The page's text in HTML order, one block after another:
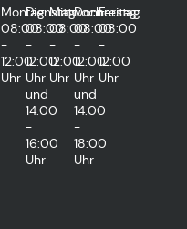
Montag
08:00
-
12:00
Uhr
Dienstag
08:00
-
12:00
Uhr
und
14:00
-
16:00
Uhr
Mittwoch
08:00
-
12:00
Uhr
Donnerstag
08:00
-
12:00
Uhr
und
14:00
-
18:00
Uhr
Freitag
08:00
-
12:00
Uhr